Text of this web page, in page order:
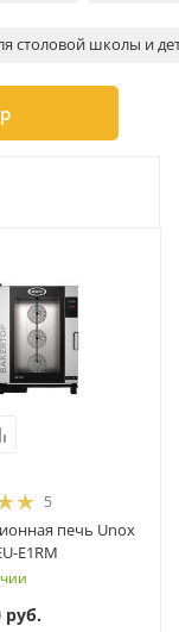
столовой школы и
5
печь Unox
E1RM
руб.